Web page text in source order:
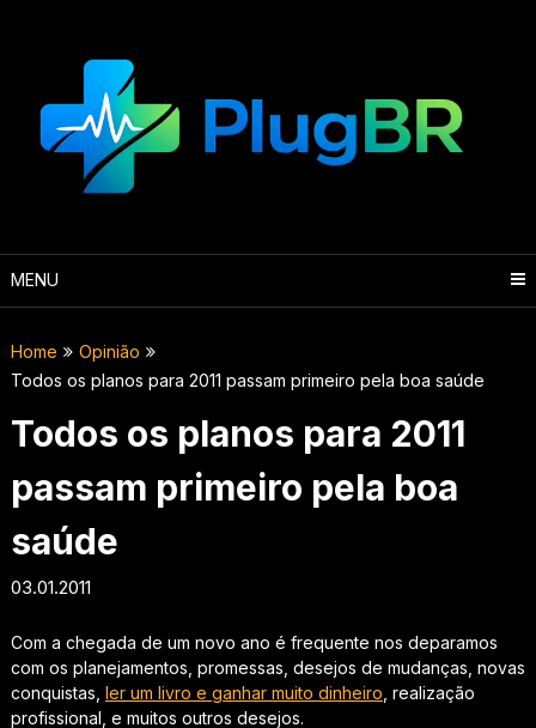
MENU
Home
Opinião
Todos os planos para 2011 passam primeiro pela boa saúde
Todos os planos para 2011
passam primeiro pela boa
saúde
03.01.2011
Com a chegada de um novo ano é frequente nos deparamos
com os planejamentos, promessas, desejos de mudanças, novas
conquistas, ler um livro e ganhar muito dinheiro , realização
profissional, e muitos outros desejos.